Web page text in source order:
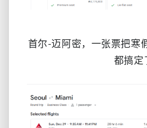
首尔-迈阿密，一张票把寒
都搞定